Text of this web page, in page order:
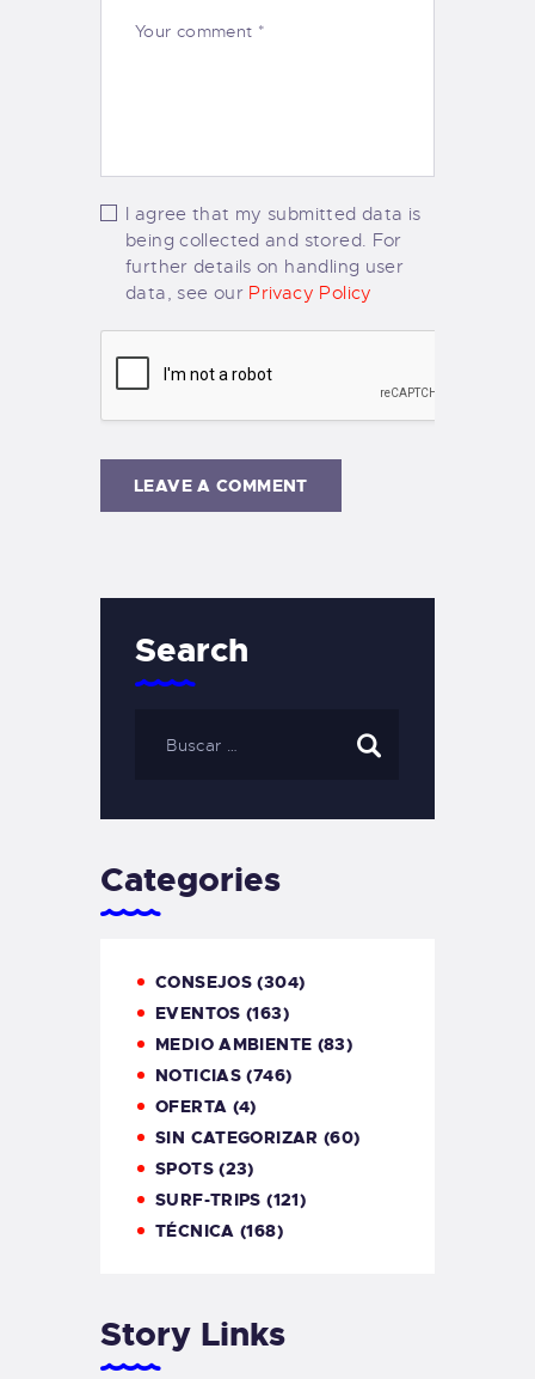
I agree that my submitted data is
being collected and stored. For
further details on handling user
data, see our Privacy Policy
Search
Categories
CONSEJOS (304)
EVENTOS (163)
MEDIO AMBIENTE (83)
NOTICIAS (746)
OFERTA (4)
SIN CATEGORIZAR (60)
SPOTS(23)
SURF-TRIPS (121)
TÉCNICA (168)
Story Links